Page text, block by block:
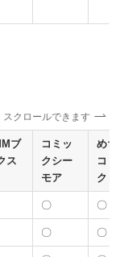
スクロールできます
ブ
ス
コミッ
クシー
モア
めち
コミ
ク
〇 〇
〇 〇